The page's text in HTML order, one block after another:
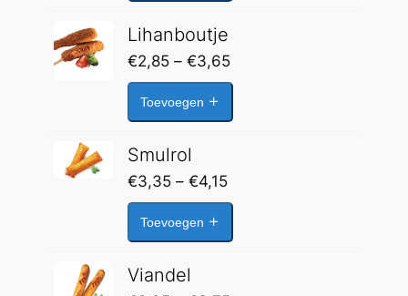
Lihanboutje
€2,85 – €3,65Prijsklasse:
€2,85
Toevoegen
Smulrol
€3,35 – €4,15Prijsklasse:
€3,35
Toevoegen
Viandel